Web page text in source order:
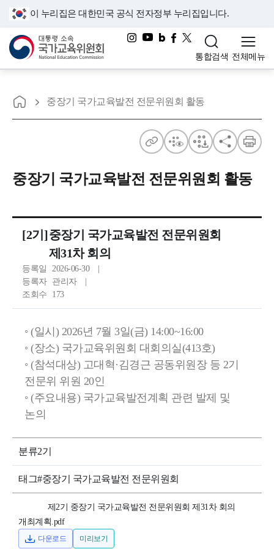
이 누리집은 대한민국 공식 전자정부 누리집입니다.
대통령소속 국가교육위원회
통합검색 전체메뉴
으로
중장기 국가교육발전 전문위원회 활동
주
소
점
자
기
점
자
운
공
유
인
쇄
중장기 국가교육발전 전문위원회 활동
[2기]중장기 국가교육발전 전문위원회
제31차 회의
등록일
2026-06-30
등록자
관리자
조회수
173
◦ (일시) 2026년 7월 3일(금) 14:00~16:00
◦ (장소) 국가교육위원회 대회의실(413호)
◦ (참석대상) 고대혁·김경근 공동위원장 등 2기
전문위 위원 20인
◦ (주요내용) 국가교육발전계획 관련 발제 및
논의
분류2기
태그#중장기 국가교육발전 전문위원회
제2기 중장기 국가교육발전 전문위원회 제31차 회의
개최계획.pdf
다운로드 미리보기